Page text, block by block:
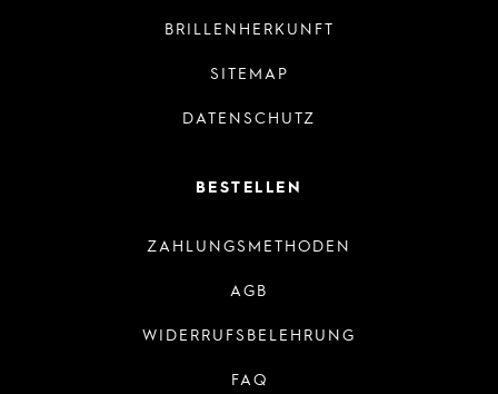
BRILLENHERKUNFT
SITEMAP
DATENSCHUTZ
BESTELLEN
ZAHLUNGSMETHODEN
AGB
WIDERRUFSBELEHRUNG
FAQ